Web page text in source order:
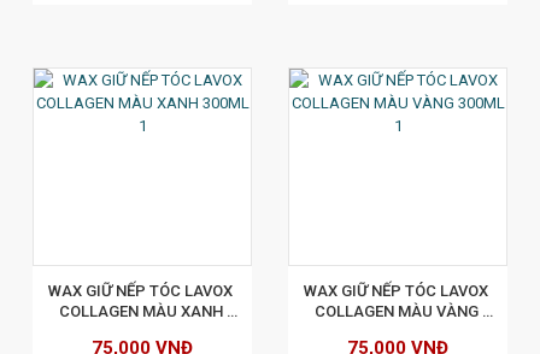
WAX GIỮ NẾP TÓC LAVOX
COLLAGEN MÀU XANH
75,000 VNĐ
WAX GIỮ NẾP TÓC LAVOX
COLLAGEN MÀU VÀNG
75,000 VNĐ